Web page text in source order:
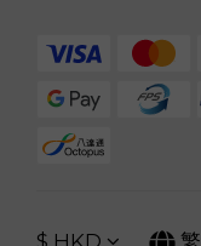
$ HKD